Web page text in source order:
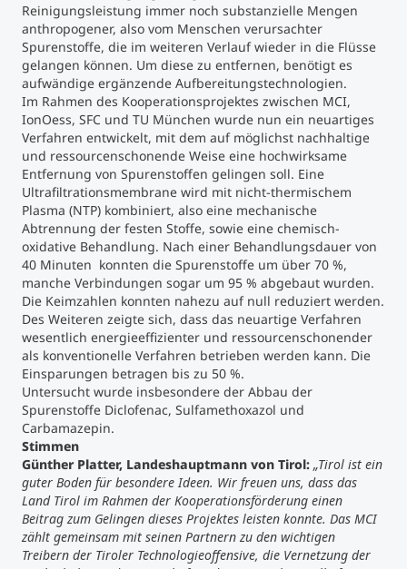
Reinigungsleistung immer noch substanzielle Mengen
anthropogener, also vom Menschen verursachter
Spurenstoffe, die im weiteren Verlauf wieder in die Flüsse
gelangen können. Um diese zu entfernen, benötigt es
aufwändige ergänzende Aufbereitungstechnologien.
Im Rahmen des Kooperationsprojektes zwischen MCI,
IonOess, SFC und TU München wurde nun ein neuartiges
Verfahren entwickelt, mit dem auf möglichst nachhaltige
und ressourcenschonende Weise eine hochwirksame
Entfernung von Spurenstoffen gelingen soll. Eine
Ultrafiltrationsmembrane wird mit nicht-thermischem
Plasma (NTP) kombiniert, also eine mechanische
Abtrennung der festen Stoffe, sowie eine chemisch-
oxidative Behandlung. Nach einer Behandlungsdauer von
40 Minuten konnten die Spurenstoffe um über 70 %,
manche Verbindungen sogar um 95 % abgebaut wurden.
Die Keimzahlen konnten nahezu auf null reduziert werden.
Des Weiteren zeigte sich, dass das neuartige Verfahren
wesentlich energieeffizienter und ressourcenschonender
als konventionelle Verfahren betrieben werden kann. Die
Einsparungen betragen bis zu 50 %.
Untersucht wurde insbesondere der Abbau der
Spurenstoffe Diclofenac, Sulfamethoxazol und
Carbamazepin.
Stimmen
Günther Platter, Landeshauptmann von Tirol: „Tirol ist ein
guter Boden für besondere Ideen. Wir freuen uns, dass das
Land Tirol im Rahmen der Kooperationsförderung einen
Beitrag zum Gelingen dieses Projektes leisten konnte. Das MCI
zählt gemeinsam mit seinen Partnern zu den wichtigen
Treibern der Tiroler Technologieoffensive, die Vernetzung der